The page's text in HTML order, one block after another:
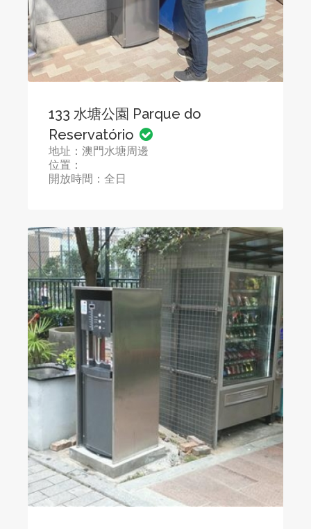
133 水塘公園 Parque do
Reservatório
地址：澳門水塘周邊
位置：
開放時間：全日